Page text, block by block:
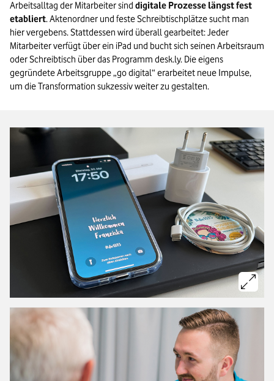
Arbeitsalltag der Mitarbeiter sind digitale Prozesse längst fest
etabliert. Aktenordner und feste Schreibtischplätze sucht man
hier vergebens. Stattdessen wird überall gearbeitet: Jeder
Mitarbeiter verfügt über ein iPad und bucht sich seinen Arbeitsraum
oder Schreibtisch über das Programm desk.ly. Die eigens
gegründete Arbeitsgruppe „go digital“ erarbeitet neue Impulse,
um die Transformation sukzessiv weiter zu gestalten.
Bild vergrößern: